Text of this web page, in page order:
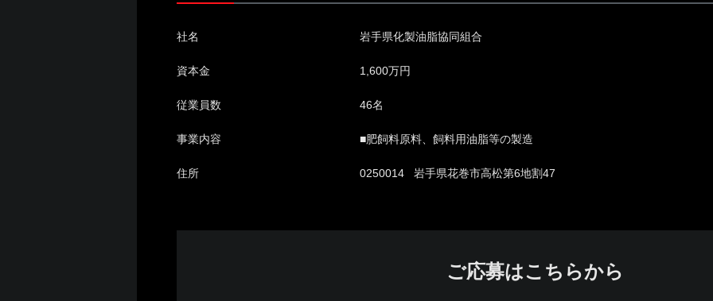
社名 岩手県化製油脂協同組合
資本金 1,600万円
従業員数 46名
事業内容 ■肥飼料原料、飼料用油脂等の製造
住所 0250014 岩手県花巻市高松第6地割47
ご応募はこちらから